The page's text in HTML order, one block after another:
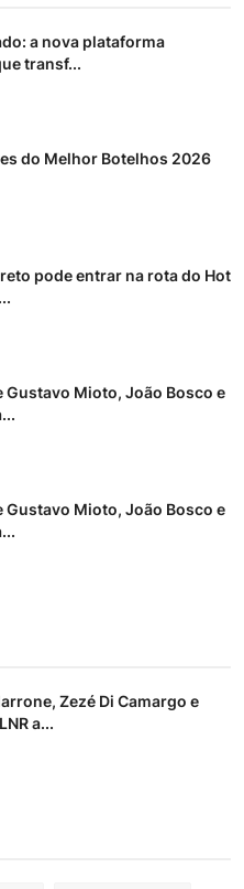
a nova plataforma
transf...
do Melhor Botelhos 2026
pode entrar na rota do Hot
Gustavo Mioto, João Bosco e
Gustavo Mioto, João Bosco e
Zezé Di Camargo e
a...